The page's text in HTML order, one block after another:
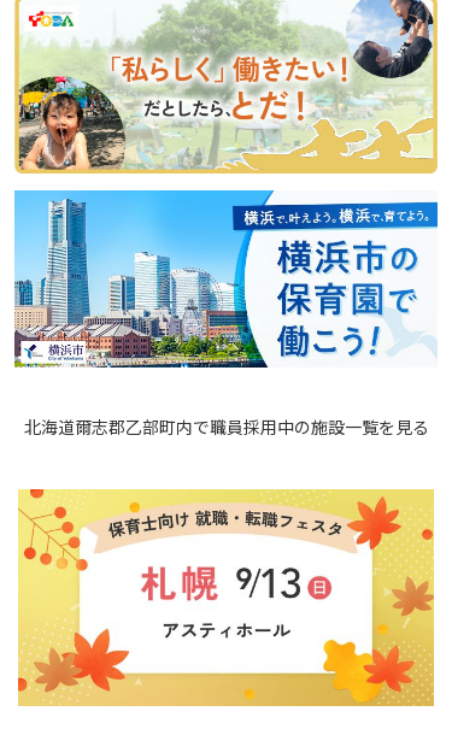
北海道爾志郡乙部町内で職員採用中の施設一覧を見る